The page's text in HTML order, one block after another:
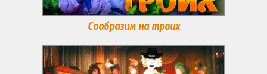
Сообразим на троих